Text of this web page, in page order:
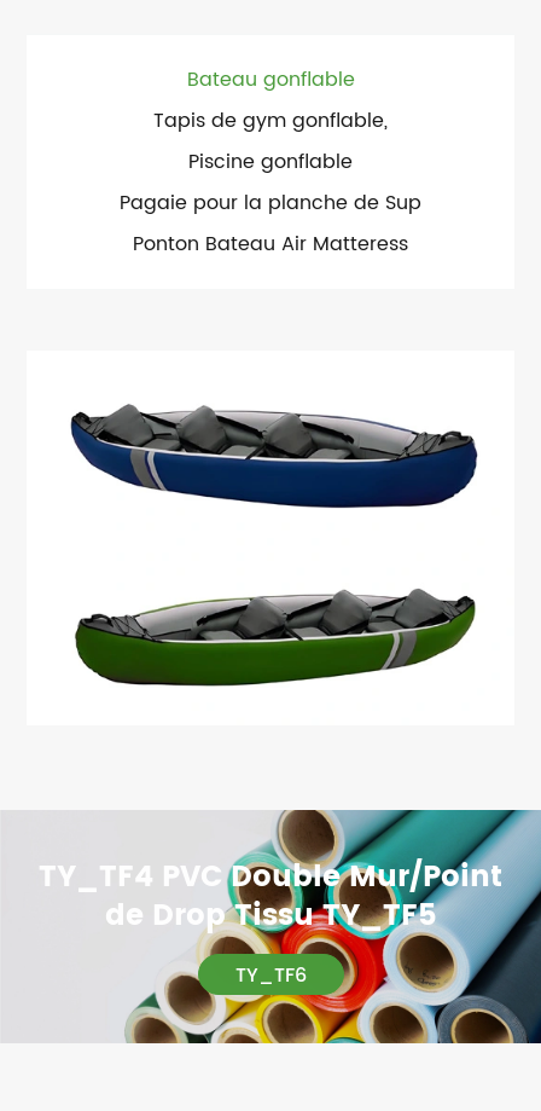
Bateau gonflable
Tapis de gym gonflable,
Piscine gonflable
Pagaie pour la planche de Sup
Ponton Bateau Air Matteress
TY_TF4 PVC Double Mur/Point
de Drop Tissu TY_TF5
TY_TF6